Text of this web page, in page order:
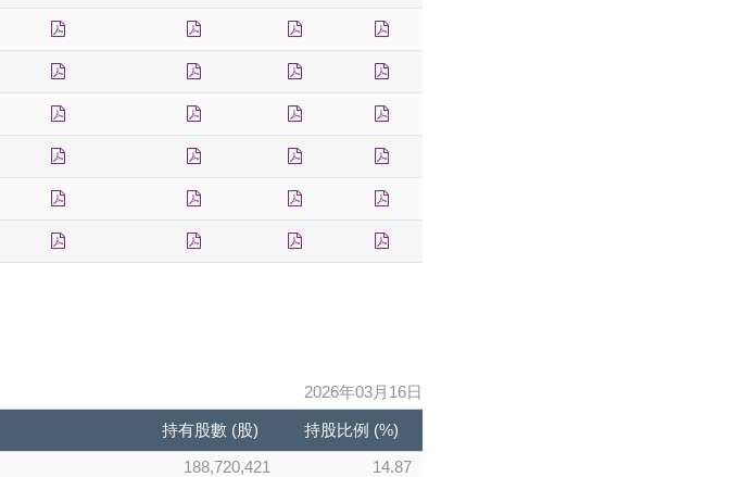
2026年03月16日
持有股數 (股)
持股比例 (%)
188,720,421
14.87